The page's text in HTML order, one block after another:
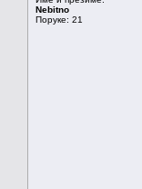
Nebitno
Поруке: 21